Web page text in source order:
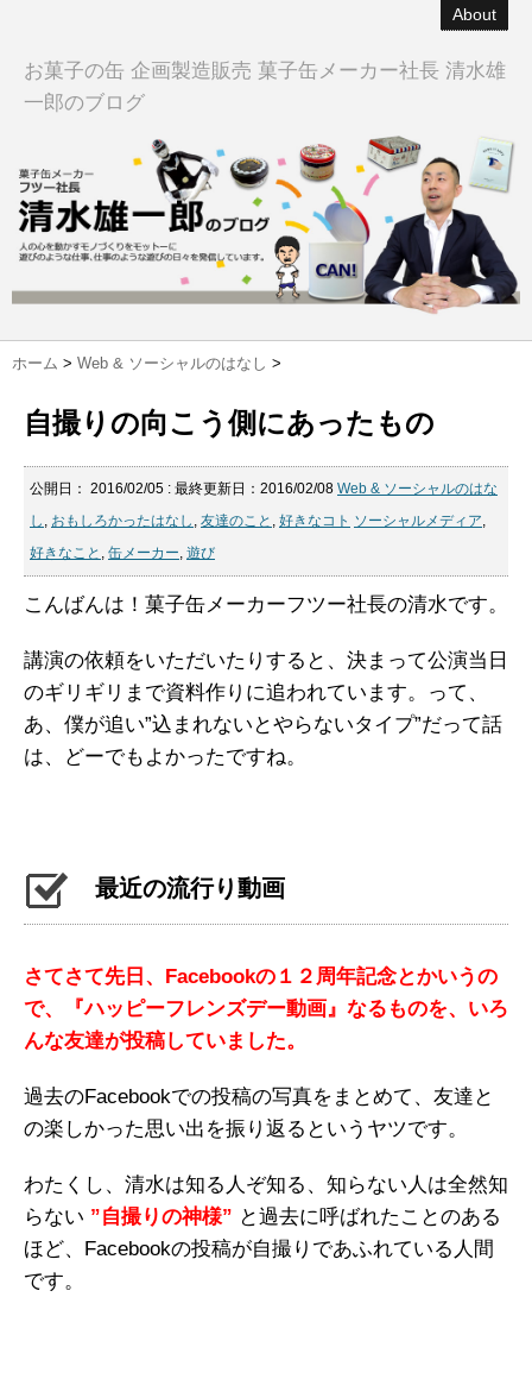
About
お菓子の缶 企画製造販売 菓子缶メーカー社長 清水雄
一郎のブログ
ホーム > Web & ソーシャルのはなし >
自撮りの向こう側にあったもの
公開日： 2016/02/05 : 最終更新日：2016/02/08 Web & ソーシャルのはな
し , おもしろかったはなし , 友達のこと , 好きなコト ソーシャルメディア,
好きなこと , 缶メーカー, 遊び
こんばんは！菓子缶メーカーフツー社長の清水です。
講演の依頼をいただいたりすると、決まって公演当日
のギリギリまで資料作りに追われています。って、
あ、僕が追い”込まれないとやらないタイプ”だって話
は、どーでもよかったですね。
最近の流行り動画
さてさて先日、Facebookの１２周年記念とかいうの
で、『ハッピーフレンズデー動画』なるものを、いろ
んな友達が投稿していました。
過去のFacebookでの投稿の写真をまとめて、友達と
の楽しかった思い出を振り返るというヤツです。
わたくし、清水は知る人ぞ知る、知らない人は全然知
らない ”自撮りの神様” と過去に呼ばれたことのある
ほど、Facebookの投稿が自撮りであふれている人間
です。